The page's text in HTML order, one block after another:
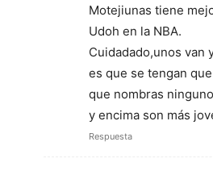
Motejiunas tiene
Udoh en la NBA.
Cuidadado,unos van
es que se tengan
que nombras
y encima son más
Respuesta